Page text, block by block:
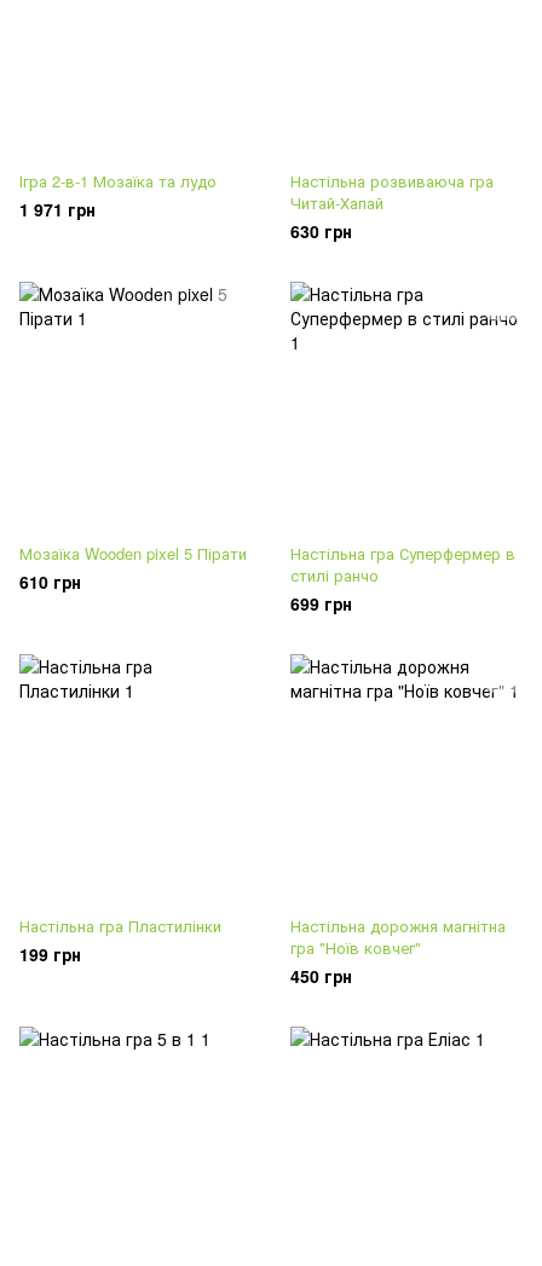
Ігра 2-в-1 Мозаїка та лудо
1 971 грн
Настільна розвиваюча гра
Читай-Хапай
630 грн
Мозаїка Wooden pixel 5 Пірати
610 грн
Настільна гра Суперфермер в
стилі ранчо
699 грн
Настільна гра Пластилінки
199 грн
Настільна дорожня магнітна
гра "Ноїв ковчег"
450 грн